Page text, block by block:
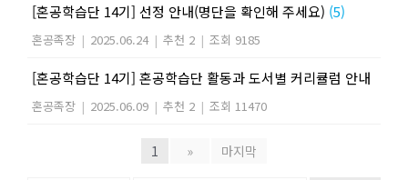
[혼공학습단 14기] 선정 안내(명단을 확인해 주세요) (5)
혼공족장 | 2025.06.24 | 추천 2 | 조회 9185
[혼공학습단 14기] 혼공학습단 활동과 도서별 커리큘럼 안내
혼공족장 | 2025.06.09 | 추천 2 | 조회 11470
1 » 마지막